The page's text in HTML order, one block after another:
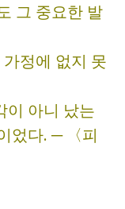
그 중요한 발
정에 없지 못
이 아니 났는
었다. ─ 〈피